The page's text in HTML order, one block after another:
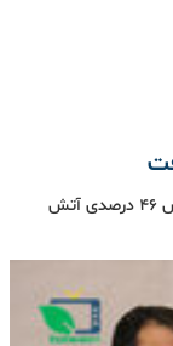
رئیس سازمان منابع طبیعی و آبخیزداری کشور از کاهش ۴۶ درصدی آتش